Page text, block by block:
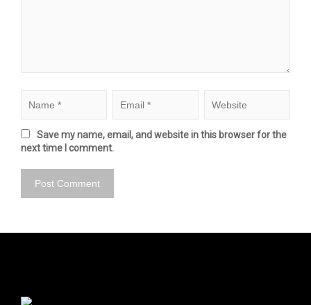
Save my name, email, and website in this browser for the
next time I comment.